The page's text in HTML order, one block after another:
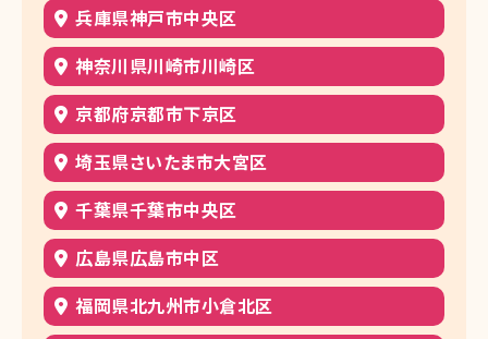
兵庫県神戸市中央区
神奈川県川崎市川崎区
京都府京都市下京区
埼玉県さいたま市大宮区
千葉県千葉市中央区
広島県広島市中区
福岡県北九州市小倉北区